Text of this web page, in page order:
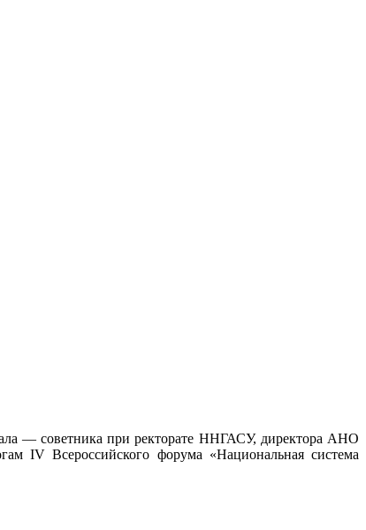
— советника при ректорате ННГАСУ, директора АНО
IV Всероссийского форума «Национальная система